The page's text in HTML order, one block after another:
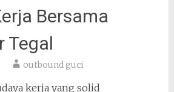
Bersama
Tegal
outbound guci
kerja yang solid